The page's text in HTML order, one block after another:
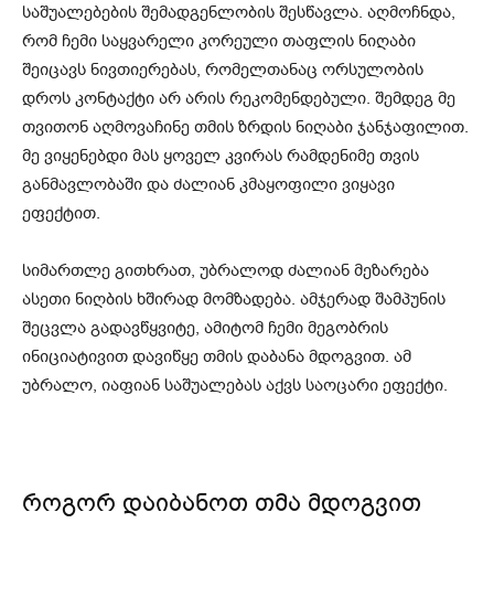
საშუალებების შემადგენლობის შესწავლა. აღმოჩნდა,
რომ ჩემი საყვარელი კორეული თაფლის ნიღაბი
შეიცავს ნივთიერებას, რომელთანაც ორსულობის
დროს კონტაქტი არ არის რეკომენდებული. შემდეგ მე
თვითონ აღმოვაჩინე თმის ზრდის ნიღაბი ჯანჯაფილით.
მე ვიყენებდი მას ყოველ კვირას რამდენიმე თვის
განმავლობაში და ძალიან კმაყოფილი ვიყავი
ეფექტით.
სიმართლე გითხრათ, უბრალოდ ძალიან მეზარება
ასეთი ნიღბის ხშირად მომზადება. ამჯერად შამპუნის
შეცვლა გადავწყვიტე, ამიტომ ჩემი მეგობრის
ინიციატივით დავიწყე თმის დაბანა მდოგვით. ამ
უბრალო, იაფიან საშუალებას აქვს საოცარი ეფექტი.
როგორ დაიბანოთ თმა მდოგვით